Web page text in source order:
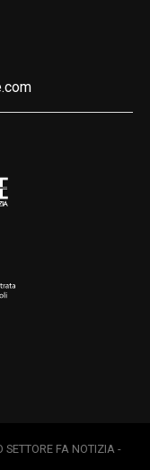
FA NOTIZIA -